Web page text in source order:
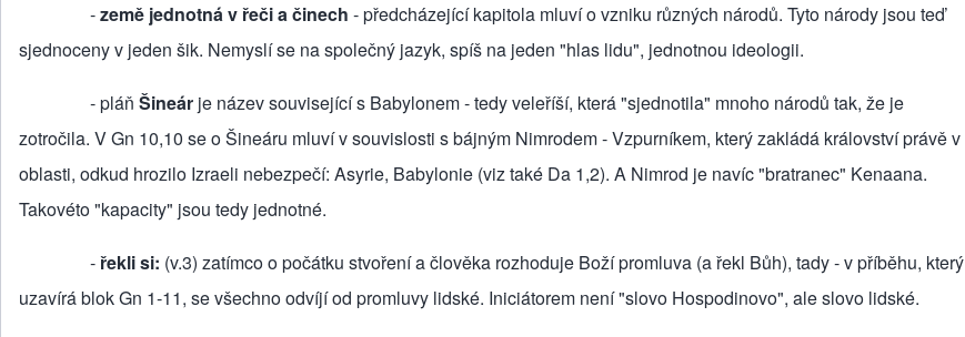
‑země jednotná v řeči a činech ‑ předcházející kapitola mluví o vzniku různých náro­dů. Tyto národy jsou teď
sjednoceny v jeden šik. Nemyslí se na společný jazyk, spíš na jeden "hlas lidu", jednotnou ideologii.
‑ pláň Šineár je název související s Babylonem ‑ tedy veleříší, která "sjednotila" mnoho národů tak, že je
zotročila. V Gn 10,10 se o Šineáru mluví v souvislosti s báj­ným Nimrodem ‑ Vzpurní­kem, který zakládá království právě v
oblasti, odkud hrozilo Izraeli nebezpečí: Asyrie, Babylonie (viz také Da 1,2). A Nimrod je navíc "bratranec" Kenaana.
Takovéto "kapacity" jsou tedy jednot­né.
‑řekli si: (v.3) zatímco o počátku stvoření a člověka rozhoduje Boží promluva (a řekl Bůh), tady ‑ v příběhu, který
uzavírá blok Gn 1‑11, se všechno odvíjí od promluvy lidské. Iniciátorem není "slovo Hospodinovo", ale slovo lidské.